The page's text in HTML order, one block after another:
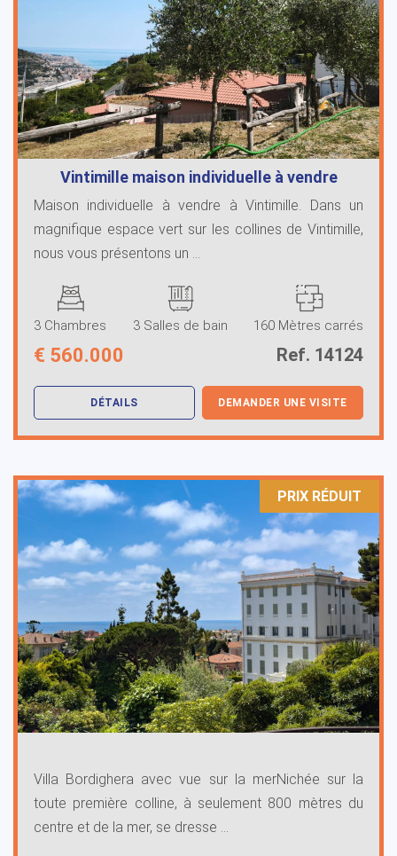
Vintimille maison individuelle à vendre
Maison individuelle à vendre à Vintimille. Dans un
magnifique espace vert sur les collines de Vintimille,
nous vous présentons un ...
3 Chambres 3 Salles de bain 160 Mètres carrés
€ 560.000 Ref. 14124
DÉTAILS DEMANDER UNE VISITE
PRIX ​​RÉDUIT
Villa Bordighera avec vue sur la merNichée sur la
toute première colline, à seulement 800 mètres du
centre et de la mer, se dresse ...